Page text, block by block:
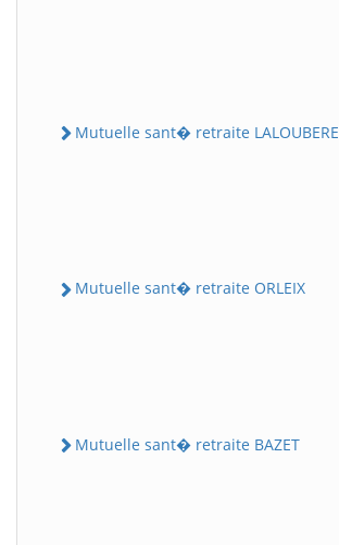
Mutuelle sant� retraite LALOUBERE
Mutuelle sant� retraite ORLEIX
Mutuelle sant� retraite BAZET